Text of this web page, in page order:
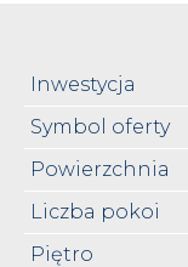
Inwestycja
Symbol oferty
Powierzchnia
Liczba pokoi
Piętro